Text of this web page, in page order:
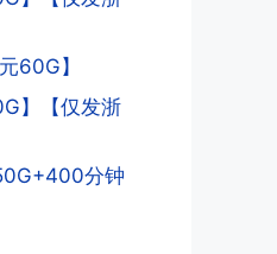
60G】
】【仅发浙
分钟